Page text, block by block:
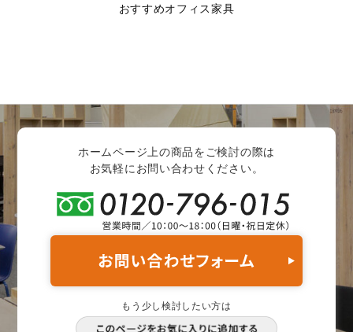
おすすめオフィス家具
ホームページ上の商品をご検討の際は
お気軽にお問い合わせください。
もう少し検討したい方は